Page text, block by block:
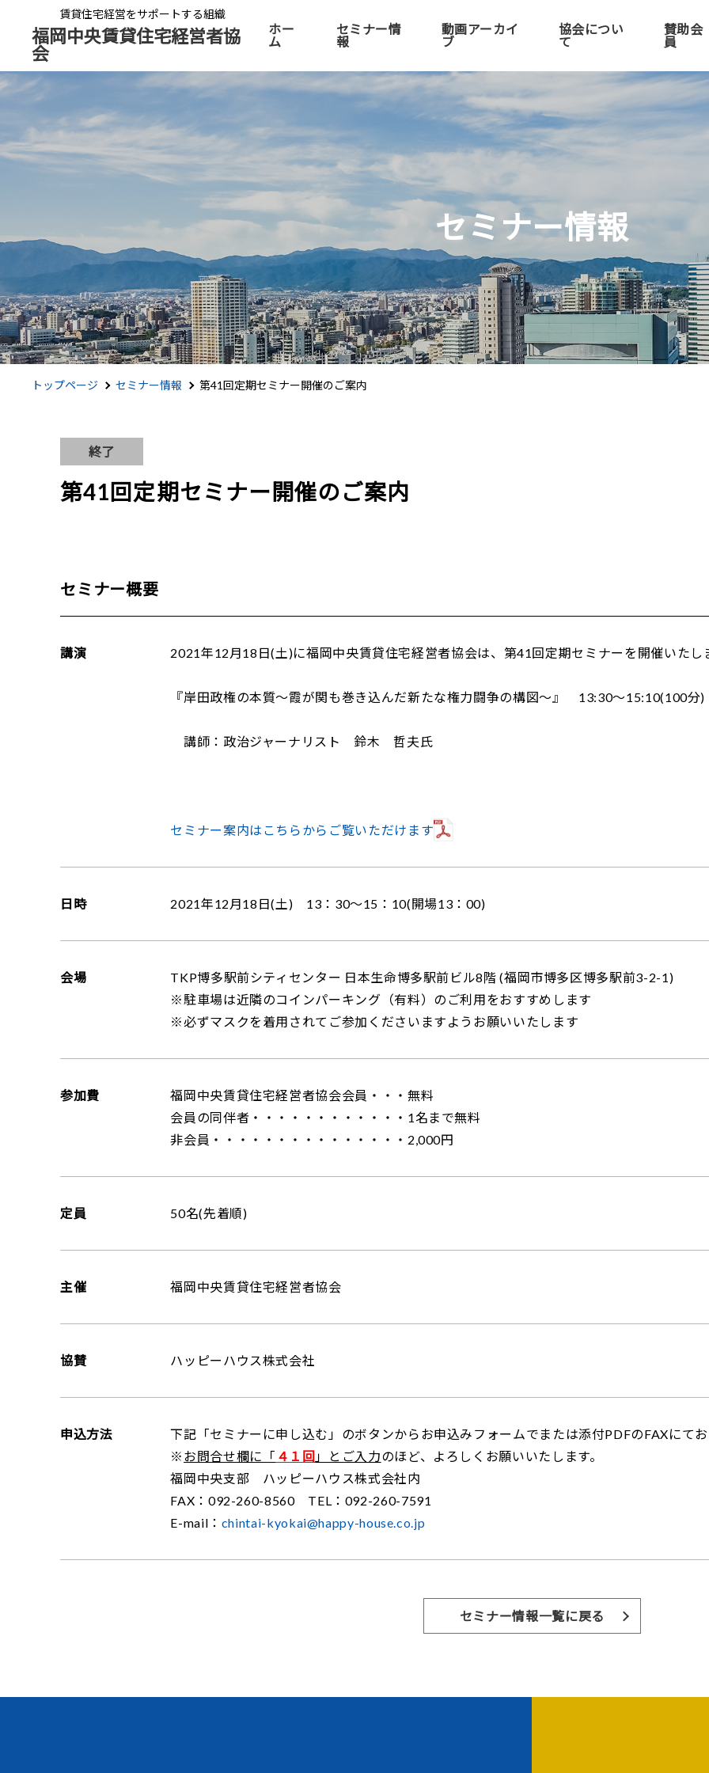
賃貸住宅経営をサポートする組織
福岡中央賃貸住宅経営者協
会
ホー
ム
セミナー情
報
動画アーカイ
ブ
協会につい
て
賛助会
員
セミナー情報
トップページ セミナー情報 第41回定期セミナー開催のご案内
終了
第41回定期セミナー開催のご案内
セミナー概要
講演 2021年12月18日(土)に福岡中央賃貸住宅経営者協会は、第41回定期セミナーを開催いたし
『岸田政権の本質～霞が関も巻き込んだ新たな権力闘争の構図～』 13:30～15:10(100分)
講師：政治ジャーナリスト 鈴木 哲夫氏
セミナー案内はこちらからご覧いただけます
日時 2021年12月18日(土) 13：30～15：10(開場13：00)
会場
TKP博多駅前シティセンター 日本生命博多駅前ビル8階 (福岡市博多区博多駅前3-2-1)
※駐車場は近隣のコインパーキング（有料）のご利用をおすすめします
※必ずマスクを着用されてご参加くださいますようお願いいたします
参加費
福岡中央賃貸住宅経営者協会会員・・・無料
会員の同伴者・・・・・・・・・・・・1名まで無料
非会員・・・・・・・・・・・・・・・2,000円
定員 50名(先着順)
主催 福岡中央賃貸住宅経営者協会
協賛 ハッピーハウス株式会社
申込方法
下記「セミナーに申し込む」のボタンからお申込みフォームでまたは添付PDFのFAXにて
※ お問合せ欄に「 ４１回 」とご入力のほど、よろしくお願いいたします。
福岡中央支部 ハッピーハウス株式会社内
FAX：092-260-8560 TEL：092-260-7591
E-mail： chintai-kyokai@happy-house.co.jp
セミナー情報一覧に戻る